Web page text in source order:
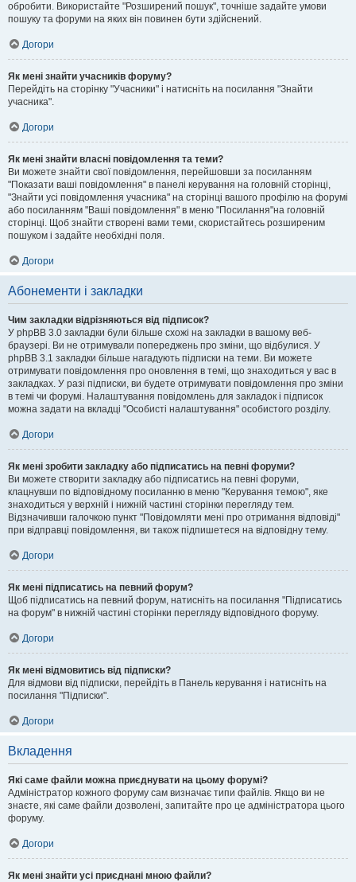
обробити. Використайте "Розширений пошук", точніше задайте умови
пошуку та форуми на яких він повинен бути здійснений.
Догори
Як мені знайти учасників форуму?
Перейдіть на сторінку "Учасники" і натисніть на посилання "Знайти
учасника".
Догори
Як мені знайти власні повідомлення та теми?
Ви можете знайти свої повідомлення, перейшовши за посиланням
"Показати ваші повідомлення" в панелі керування на головній сторінці,
"Знайти усі повідомлення учасника" на сторінці вашого профілю на форумі
або посиланням "Ваші повідомлення" в меню "Посилання"на головній
сторінці. Щоб знайти створені вами теми, скористайтесь розширеним
пошуком і задайте необхідні поля.
Догори
Абонементи і закладки
Чим закладки відрізняються від підписок?
У phpBB 3.0 закладки були більше схожі на закладки в вашому веб-
браузері. Ви не отримували попереджень про зміни, що відбулися. У
phpBB 3.1 закладки більше нагадують підписки на теми. Ви можете
отримувати повідомлення про оновлення в темі, що знаходиться у вас в
закладках. У разі підписки, ви будете отримувати повідомлення про зміни
в темі чи форумі. Налаштування повідомлень для закладок і підписок
можна задати на вкладці "Особисті налаштування" особистого розділу.
Догори
Як мені зробити закладку або підписатись на певні форуми?
Ви можете створити закладку або підписатись на певні форуми,
клацнувши по відповідному посиланню в меню "Керування темою", яке
знаходиться у верхній і нижній частині сторінки перегляду тем.
Відзначивши галочкою пункт "Повідомляти мені про отримання відповіді"
при відправці повідомлення, ви також підпишетеся на відповідну тему.
Догори
Як мені підписатись на певний форум?
Щоб підписатись на певний форум, натисніть на посилання "Підписатись
на форум" в нижній частині сторінки перегляду відповідного форуму.
Догори
Як мені відмовитись від підписки?
Для відмови від підписки, перейдіть в Панель керування і натисніть на
посилання "Підписки".
Догори
Вкладення
Які саме файли можна приєднувати на цьому форумі?
Адміністратор кожного форуму сам визначає типи файлів. Якщо ви не
знаєте, які саме файли дозволені, запитайте про це адміністратора цього
форуму.
Догори
Як мені знайти усі приєднані мною файли?